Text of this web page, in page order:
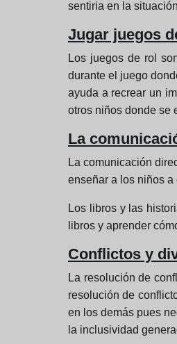
sentiria en la
Jugar juegos
Los juegos de rol
durante el juego
ayuda a recrear un
otros niños donde se
La
La comunicación
enseñar a los niños
Los libros y las
libros y aprender
Conflictos y
La resolución de
resolución de
en los demás pues
la inclusividad